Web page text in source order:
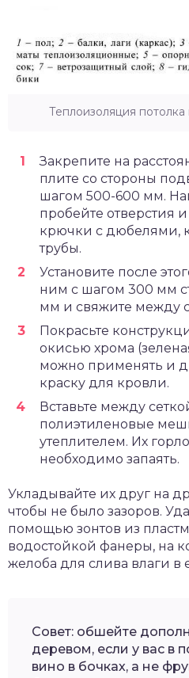
Теплоизоляция
Закрепите на
плите со стороны
шагом 500-600 мм.
пробейте отверстия
крючки с дюбелями,
трубы.
Установите после
ним с шагом 300 мм
мм и свяжите между
Покрасьте
окисью хрома
можно применять и
краску для кровли.
Вставьте между
полиэтиленовые
утеплителем. Их
необходимо запаять.
Укладывайте их друг на
чтобы не было зазоров.
помощью зонтов из
водостойкой фанеры, на
желоба для слива влаги в
Совет: обшейте
деревом, если у вас в
вино в бочках, а не